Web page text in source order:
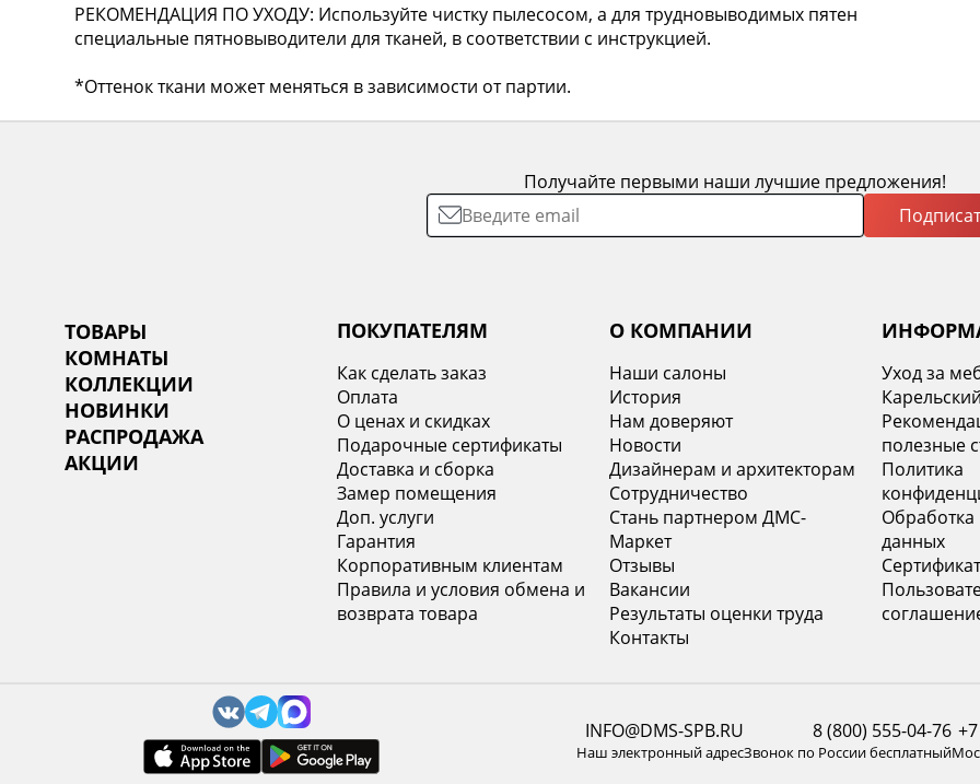
РЕКОМЕНДАЦИЯ ПО УХОДУ: Используйте чистку пылесосом, а для трудновыводимых пятен
специальные пятновыводители для тканей, в соответствии с инструкцией.
*Оттенок ткани может меняться в зависимости от партии.
Получайте первыми наши лучшие предложения!
ТОВАРЫ
КОМНАТЫ
КОЛЛЕКЦИИ
НОВИНКИ
РАСПРОДАЖА
АКЦИИ
ПОКУПАТЕЛЯМ
Как сделать заказ
Оплата
О ценах и скидках
Подарочные сертификаты
Доставка и сборка
Замер помещения
Доп. услуги
Гарантия
Корпоративным клиентам
Правила и условия обмена и
возврата товара
О КОМПАНИИ
Наши салоны
История
Нам доверяют
Новости
Дизайнерам и архитекторам
Сотрудничество
Стань партнером ДМС-
Маркет
Отзывы
Вакансии
Результаты оценки труда
Контакты
Уход за
полезные
Политика
данных
INFO@DMS-SPB.RU
Наш электронный адрес
8 (800) 555-04-76
Звонок по России бесплатный